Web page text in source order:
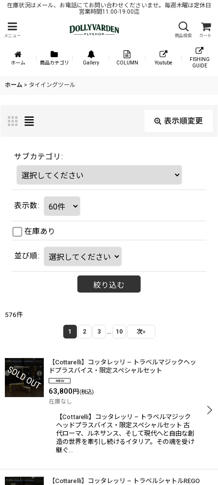
在庫状況はメール、お電話にてお問い合わせくださいませ。毎週木曜は定休日
営業時間11:00-19:00迄
メニュー 商品検索 カート
ホーム 商品カテゴリ Gallery COLUMN Youtube
FISHING
GUIDE
ホーム > タイイングツール
表示順変更
サブカテゴリ :
表示数:
在庫あり
並び順:
絞り込む
576件
1 2 3 ... 10 次»
【Cottarelli】コッタレッリ – トラベルマジックヘッ
ドプラスバイス・限定スペシャルセット
63,800 円 (税込)
在庫なし
【Cottarelli】コッタレッリ – トラベルマジック
ヘッドプラスバイス・限定スペシャルセット 古
代ローマ、ルネサンス、そして現代へと自由な創
造の世界を牽引し続けるイタリア。その魂を受け
継ぐ…
【Cottarelli】コッタレッリ – トラベルシャトルREGO